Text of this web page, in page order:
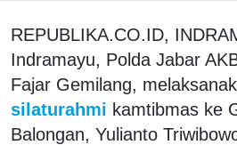
REPUBLIKA.CO.ID,
Indramayu, Polda Jabar
Fajar Gemilang,
silaturahmi kamtibmas ke
Balongan, Yulianto